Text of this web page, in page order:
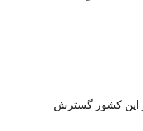
در این کشور گسترش